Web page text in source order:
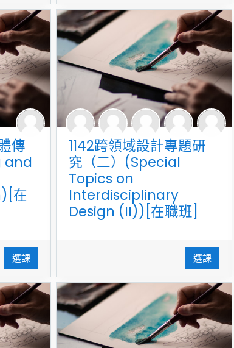
傳
and
在
選課
1142跨領域設計專題研
究（二）(Special
Topics on
Interdisciplinary
Design (II))[在職班]
選課